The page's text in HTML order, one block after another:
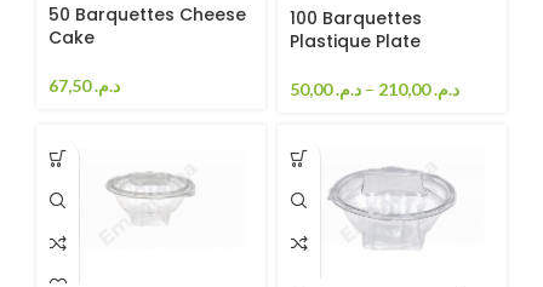
50 Barquettes Cheese
Cake
د.م.67,50
100 Barquettes
Plastique Plate
د.م.50,00 – د.م.210,00